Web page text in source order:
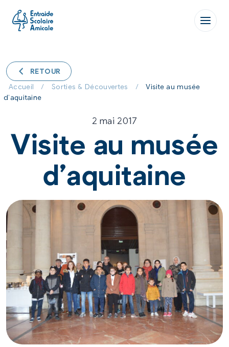
RETOUR
Accueil
/ Sorties & Découvertes /
Visite au musée
d’aquitaine
2 mai 2017
Visite au musée
d’aquitaine